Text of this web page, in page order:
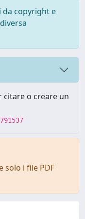
da copyright e
citare o creare un
solo i file PDF